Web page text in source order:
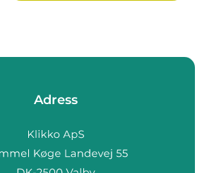
Adress